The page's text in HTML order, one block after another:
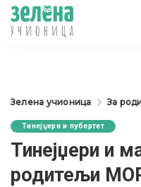
Зелена учионица За
Тинејџери и пубертет
Тинејџери и
родитељи